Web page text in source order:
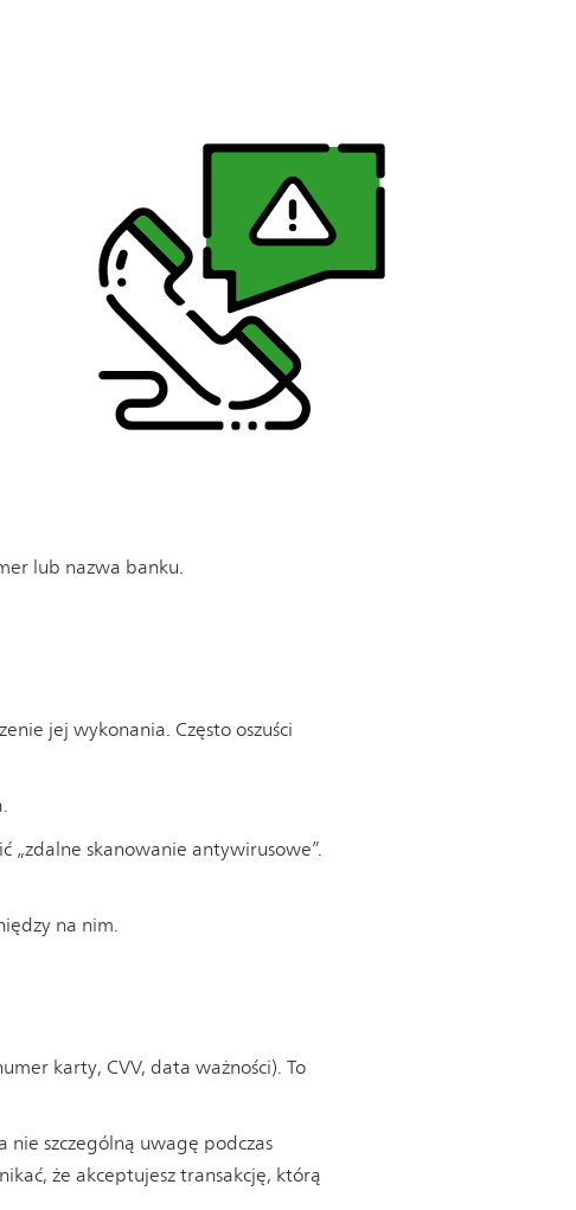
lub nazwa banku.
jej wykonania. Często oszuści
„zdalne skanowanie antywirusowe”.
na nim.
karty, CVV, data ważności). To
nie szczególną uwagę podczas
że akceptujesz transakcję, którą